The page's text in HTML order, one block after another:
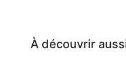
À découvrir